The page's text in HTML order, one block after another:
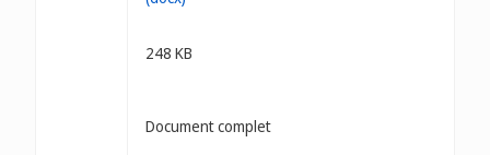
248 KB
Document complet